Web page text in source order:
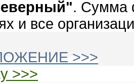
. Сумма
и все
>>>
>>>